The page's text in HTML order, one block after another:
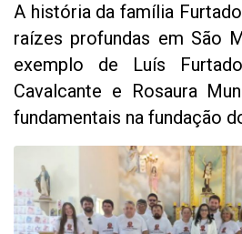
A história da família
raízes profundas em São
exemplo de Luís
Cavalcante e Rosaura
fundamentais na fundação